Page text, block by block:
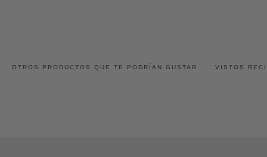
OTROS PRODUCTOS QUE TE PODRÍAN GUSTAR VISTOS